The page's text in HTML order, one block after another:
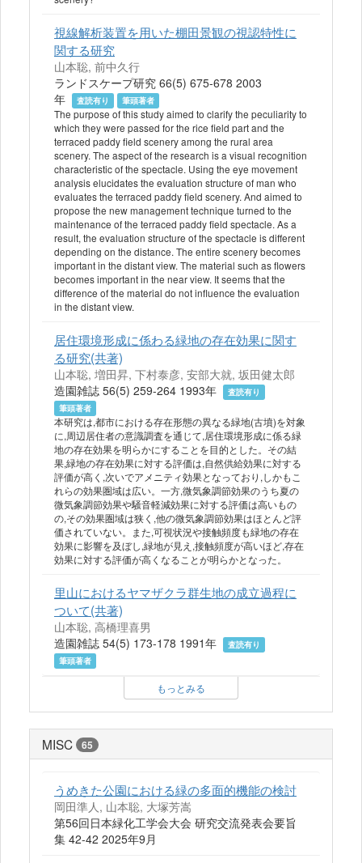
視線解析装置を用いた棚田景観の視認特性に
関する研究
山本聡, 前中久行
ランドスケープ研究 66(5) 675-678 2003
年
査読有り 筆頭著者
The purpose of this study aimed to clarify the peculiarity to
which they were passed for the rice field part and the
terraced paddy field scenery among the rural area
scenery. The aspect of the research is a visual recognition
characteristic of the spectacle. Using the eye movement
analysis elucidates the evaluation structure of man who
evaluates the terraced paddy field scenery. And aimed to
propose the new management technique turned to the
maintenance of the terraced paddy field spectacle. As a
result, the evaluation structure of the spectacle is different
depending on the distance. The entire scenery becomes
important in the distant view. The material such as flowers
becomes important in the near view. It seems that the
difference of the material do not influence the evaluation
in the distant view.
居住環境形成に係わる緑地の存在効果に関す
る研究(共著)
山本聡, 増田昇, 下村泰彦, 安部大就, 坂田健太郎
造園雑誌 56(5) 259-264 1993年
査読有り
筆頭著者
本研究は,都市における存在形態の異なる緑地(古墳)を対象
に,周辺居住者の意識調査を通じて,居住環境形成に係る緑
地の存在効果を明らかにすることを目的とした。その結
果,緑地の存在効果に対する評価は,自然供給効果に対する
評価が高く,次いでアメニティ効果となっており,しかもこ
れらの効果圏域は広い。一方,微気象調節効果のうち夏の
微気象調節効果や騒音軽減効果に対する評価は高いもの
の,その効果圏域は狭く,他の微気象調節効果はほとんど評
価されていない。また,可視状況や接触頻度も緑地の存在
効果に影響を及ぼし,緑地が見え,接触頻度が高いほど,存在
効果に対する評価が高くなることが明らかとなった。
里山におけるヤマザクラ群生地の成立過程に
ついて(共著)
山本聡, 高橋理喜男
造園雑誌 54(5) 173-178 1991年
査読有り
筆頭著者
もっとみる
MISC 65
うめきた公園における緑の多面的機能の検討
岡田準人, 山本聡, 大塚芳嵩
第56回日本緑化工学会大会 研究交流発表会要旨
集 42-42 2025年9月